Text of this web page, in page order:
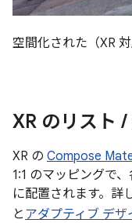
空間化された（XR
XR のリスト /
XR の Compose
1:1 のマッピングで
に配置されます。詳
と アダプティブ デ